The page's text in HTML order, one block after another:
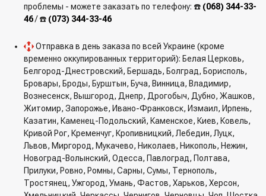
проблемы - можете заказать по телефону: ☎️ (068) 344-33-
46/ ☎️ (073) 344-33-46
Отправка в день заказа по всей Украине (кроме
временно оккупированных территорий): Белая Церковь,
Белгород-Днестровский, Бершадь, Болград, Борисполь,
Бровары, Броды, Бурштын, Буча, Винница, Владимир,
Вознесенск, Вышгород, Днепр, Дрогобыч, Дубно, Жашков,
Житомир, Запорожье, Ивано-Франковск, Измаил, Ирпень,
Казатин, Каменец-Подольский, Каменское, Киев, Ковель,
Кривой Рог, Кременчуг, Кропивницкий, Лебедин, Луцк,
Львов, Миргород, Мукачево, Николаев, Никополь, Нежин,
Новоград-Волынский, Одесса, Павлоград, Полтава,
Прилуки, Ровно, Ромны, Сарны, Сумы, Тернополь,
Тростянец, Ужгород, Умань, Фастов, Харьков, Херсон,